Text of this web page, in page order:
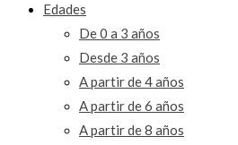
Edades
De 0 a 3 años
Desde 3 años
A partir de 4 años
A partir de 6 años
A partir de 8 años